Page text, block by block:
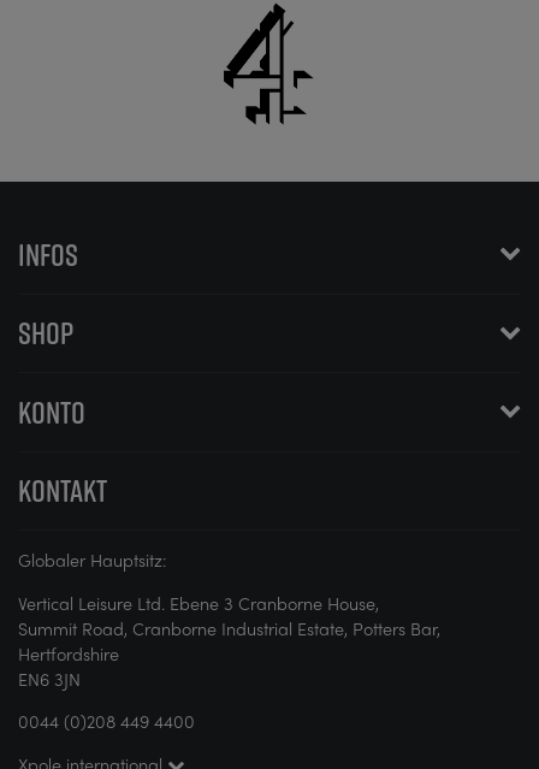
INFOS
SHOP
KONTO
KONTAKT
Globaler Hauptsitz:
Vertical Leisure Ltd. Ebene 3 Cranborne House,
Summit Road, Cranborne Industrial Estate, Potters Bar,
Hertfordshire
EN6 3JN
0044 (0)208 449 4400
Xpole international